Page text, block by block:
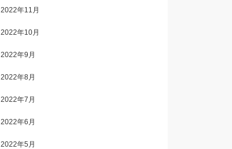
2022年11月
2022年10月
2022年9月
2022年8月
2022年7月
2022年6月
2022年5月